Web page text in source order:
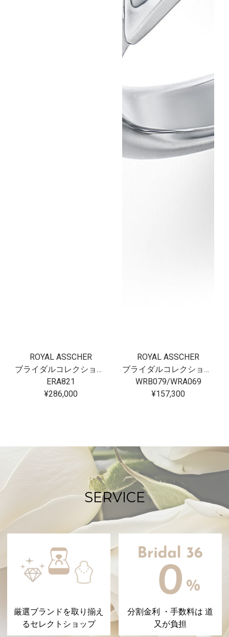
ROYAL ASSCHER
ブライダルコレクション フロリアード
ERA821
¥286,000
ROYAL ASSCHER
ブライダルコレクション フロリアード
WRB079/WRA069
¥157,300
SERVICE
厳選ブランドを取り揃え
るセレクトショップ
分割金利 ・手数料は 道
又が負担